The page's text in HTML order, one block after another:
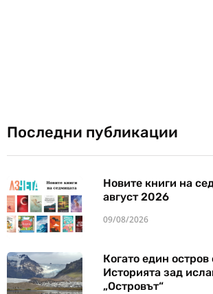
Последни публикации
Новите книги на
август 2026
09/08/2026
Когато един остров
Историята зад
„Островът“